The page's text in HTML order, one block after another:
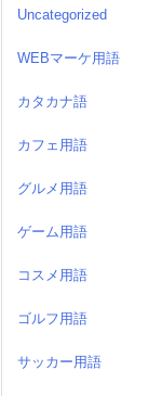
Uncategorized
WEBマーケ用語
カタカナ語
カフェ用語
グルメ用語
ゲーム用語
コスメ用語
ゴルフ用語
サッカー用語